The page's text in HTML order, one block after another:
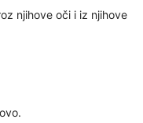
njihove oči i iz njihove